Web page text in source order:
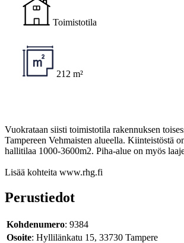
Toimistotila
212 m²
Vuokrataan siisti toimistotila rakennuksen
Tampereen Vehmaisten alueella. Kiinteistöstä
hallitilaa 1000-3600m2. Piha-alue on myös
Lisää kohteita www.rhg.fi
Perustiedot
Kohdenumero: 9384
Osoite: Hyllilänkatu 15, 33730 Tampere